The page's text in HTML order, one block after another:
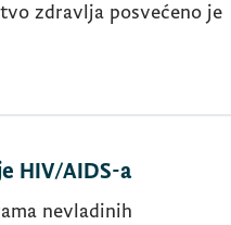
zdravlja posvećeno je
HIV/AIDS-a
nevladinih